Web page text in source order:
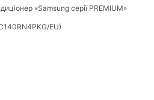
«Samsung серії PREMIUM»
EU)